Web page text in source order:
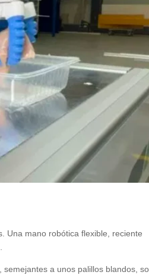
Una mano robótica flexible, reciente
a unos palillos blandos,